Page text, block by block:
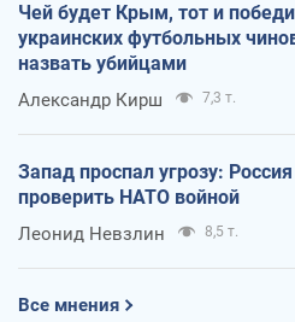
Чей будет Крым, тот и
украинских футбольных
назвать убийцами
Александр Кирш 7,3 т.
Запад проспал угрозу:
проверить НАТО войной
Леонид Невзлин 8,5 т.
Все мнения